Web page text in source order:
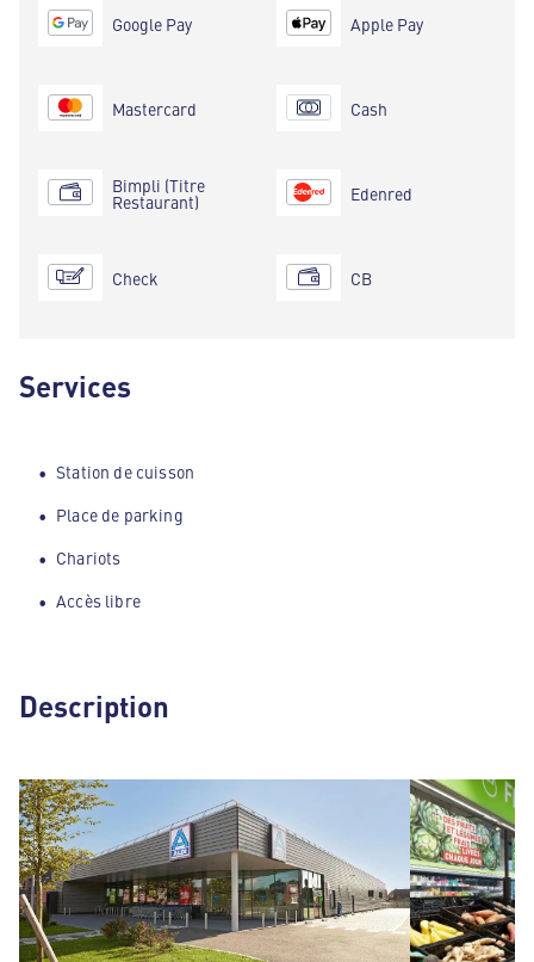
Google Pay
Mastercard
Bimpli (Titre
Restaurant)
Check
Apple Pay
Cash
Edenred
CB
Services
Station de cuisson
Place de parking
Chariots
Accès libre
Description